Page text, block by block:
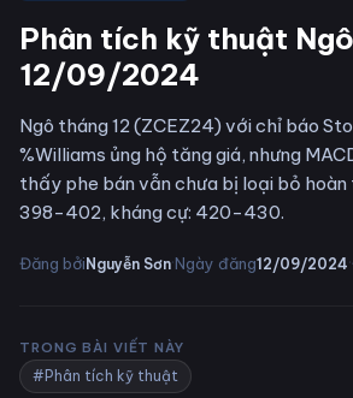
Phân tích kỹ thuật Ngô
12/09/2024
Ngô tháng 12 (ZCEZ24) với chỉ báo
%Williams ủng hộ tăng giá, nhưng
thấy phe bán vẫn chưa bị loại bỏ hoàn
398-402, kháng cự: 420-430.
Đăng bởiNguyễn Sơn·Ngày đăng12/09/2024·
TRONG BÀI VIẾT NÀY
#Phân tích kỹ thuật